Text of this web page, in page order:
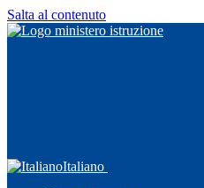
Salta al contenuto
Italiano